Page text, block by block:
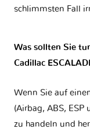
schlimmsten Fall
Was sollten Sie
Cadillac
Wenn Sie auf
(Airbag, ABS, ESP
zu handeln und